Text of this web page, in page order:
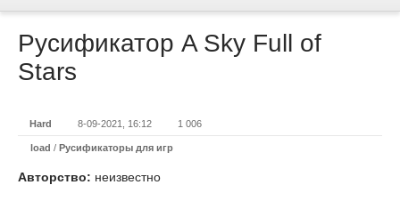
Русификатор A Sky Full of
Stars
Hard 8-09-2021, 16:12 1 006
load / Русификаторы для игр
Авторство: неизвестно